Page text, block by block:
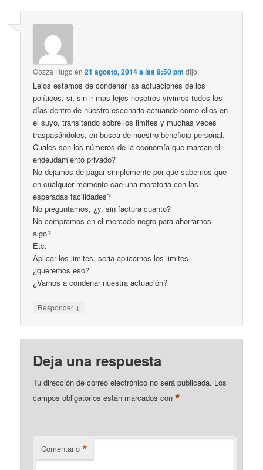
Cozza Hugo en21 agosto, 2014 a las 8:50 pm dijo:
Lejos estamos de condenar las actuaciones de los
políticos, si, sin ir mas lejos nosotros vivimos todos los
días dentro de nuestro escenario actuando como ellos en
el suyo, transitando sobre los limites y muchas veces
traspasándolos, en busca de nuestro beneficio personal.
Cuales son los números de la economía que marcan el
endeudamiento privado?
No dejamos de pagar simplemente por que sabemos que
en cualquier momento cae una moratoria con las
esperadas facilidades?
No preguntamos, ¿y, sin factura cuanto?
No compramos en el mercado negro para ahorrarnos
algo?
Etc.
Aplicar los limites, seria aplicarnos los limites.
¿queremos eso?
¿Vamos a condenar nuestra actuación?
Responder ↓
Deja una respuesta
Tu dirección de correo electrónico no será publicada. Los
campos obligatorios están marcados con*
Comentario *